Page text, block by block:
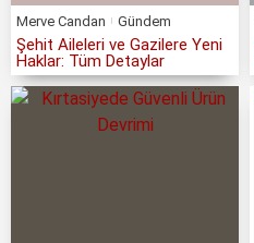
Merve Candan Gündem
Şehit Aileleri ve Gazilere Yeni
Haklar: Tüm Detaylar